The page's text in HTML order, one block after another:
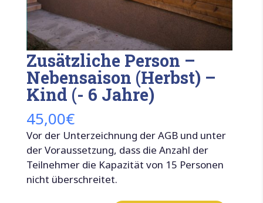
Zusätzliche Person –
Nebensaison (Herbst) –
Kind (- 6 Jahre)
45,00€
Vor der Unterzeichnung der AGB und unter
der Voraussetzung, dass die Anzahl der
Teilnehmer die Kapazität von 15 Personen
nicht überschreitet.